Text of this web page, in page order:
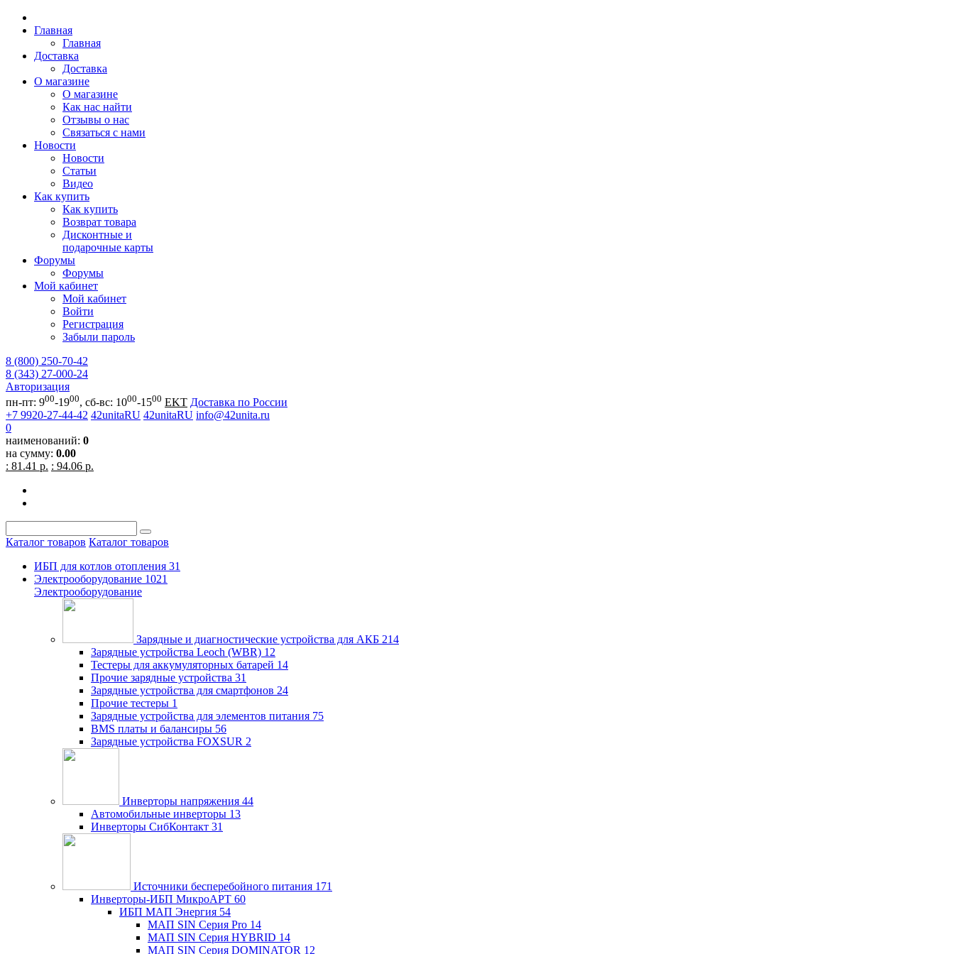
Главная
Главная
Доставка
Доставка
О магазине
О магазине
Как нас найти
Отзывы о нас
Связаться с нами
Новости
Новости
Статьи
Видео
Как купить
Как купить
Возврат товара
Дисконтные и
подарочные карты
Форумы
Форумы
Мой кабинет
Мой кабинет
Войти
Регистрация
Забыли пароль
8 (800) 250-70-42
8 (343) 27-000-24
Авторизация
пн-пт: 900-1900, сб-вс: 1000-1500 EKT Доставка по России
+7 9920-27-44-42 42unitaRU 42unitaRU info@42unita.ru
0
наименований: 0
на сумму: 0.00
: 81.41 р. : 94.06 р.
Каталог товаров Каталог товаров
ИБП для котлов отопления 31
Электрооборудование 1021
Электрооборудование
Зарядные и диагностические устройства для АКБ 214
Зарядные устройства Leoch (WBR) 12
Тестеры для аккумуляторных батарей 14
Прочие зарядные устройства 31
Зарядные устройства для смартфонов 24
Прочие тестеры 1
Зарядные устройства для элементов питания 75
BMS платы и балансиры 56
Зарядные устройства FOXSUR 2
Инверторы напряжения 44
Автомобильные инверторы 13
Инверторы СибКонтакт 31
Источники бесперебойного питания 171
Инверторы-ИБП МикроАРТ 60
ИБП МАП Энергия 54
МАП SIN Серия Pro 14
МАП SIN Серия HYBRID 14
МАП SIN Серия DOMINATOR 12